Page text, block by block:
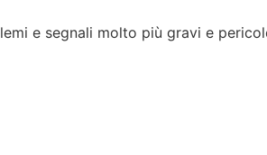
e segnali molto più gravi e